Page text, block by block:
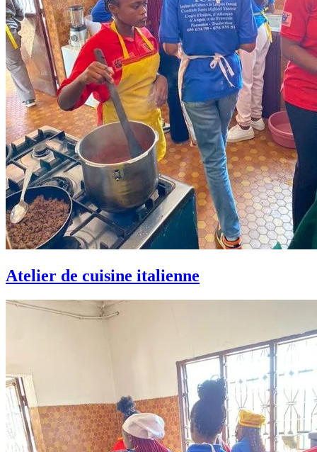
Atelier de cuisine italienne